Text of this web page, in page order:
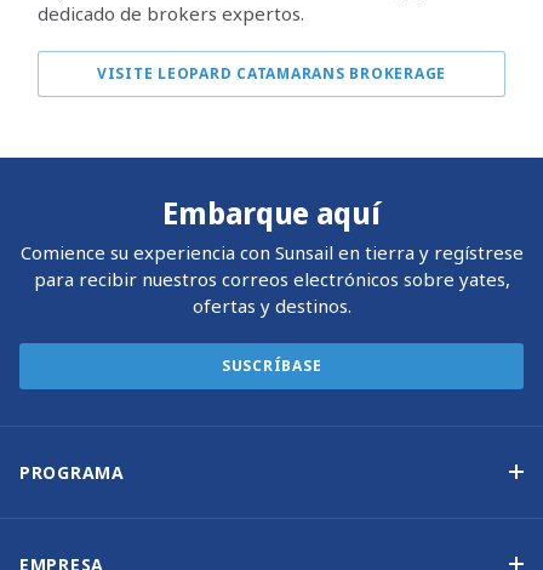
dedicado de brokers expertos.
VISITE LEOPARD CATAMARANS BROKERAGE
Embarque aquí
Comience su experiencia con Sunsail en tierra y regístrese
para recibir nuestros correos electrónicos sobre yates,
ofertas y destinos.
SUSCRÍBASE
PROGRAMA
EMPRESA